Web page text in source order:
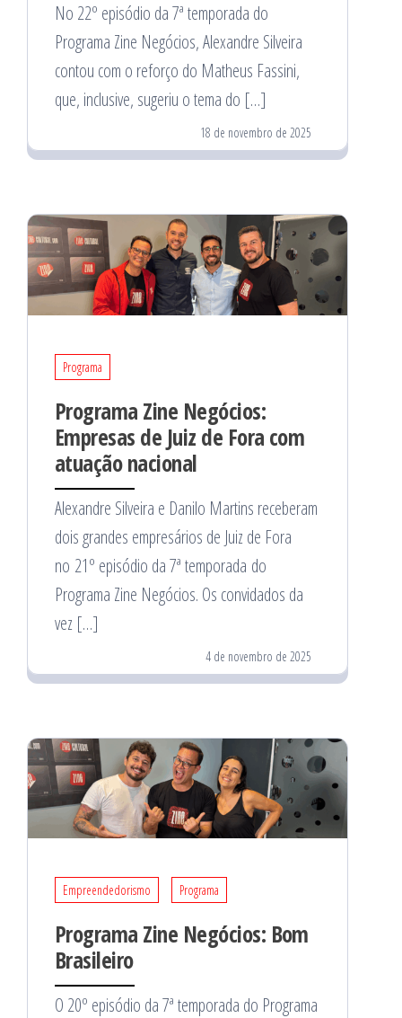
No 22º episódio da 7ª temporada do
Programa Zine Negócios, Alexandre Silveira
contou com o reforço do Matheus Fassini,
que, inclusive, sugeriu o tema do […]
18 de novembro de 2025
Programa
Programa Zine Negócios:
Empresas de Juiz de Fora com
atuação nacional
Alexandre Silveira e Danilo Martins receberam
dois grandes empresários de Juiz de Fora
no 21º episódio da 7ª temporada do
Programa Zine Negócios. Os convidados da
vez […]
4 de novembro de 2025
Empreendedorismo Programa
Programa Zine Negócios: Bom
Brasileiro
O 20º episódio da 7ª temporada do Programa